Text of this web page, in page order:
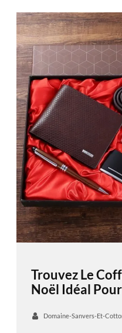
Trouvez Le
Noël Idéal
Domaine-Sanvers-Et-